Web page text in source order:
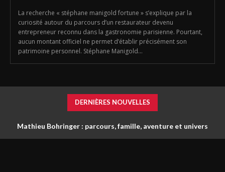
La recherche « stéphane manigold fortune » s’explique par la
curiosité autour du parcours d’un restaurateur devenu
entrepreneur reconnu dans la gastronomie parisienne. Pourtant,
aucun montant officiel ne permet d’établir précisément son
patrimoine personnel. Stéphane Manigold...
DERNIÈRES NOUVELLES
Mathieu Bohringer : parcours, famille, aventure et univers